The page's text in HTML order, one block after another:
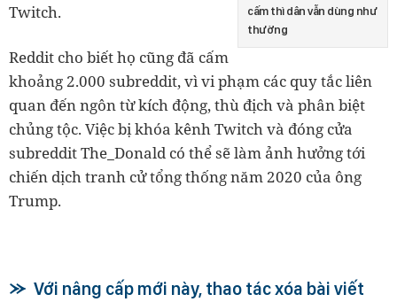
cấm thì dân vẫn dùng như
thường
Twitch.
Reddit cho biết họ cũng đã cấm
khoảng 2.000 subreddit, vì vi phạm các quy tắc liên
quan đến ngôn từ kích động, thù địch và phân biệt
chủng tộc. Việc bị khóa kênh Twitch và đóng cửa
subreddit The_Donald có thể sẽ làm ảnh hưởng tới
chiến dịch tranh cử tổng thống năm 2020 của ông
Trump.
Với nâng cấp mới này, thao tác xóa bài viết